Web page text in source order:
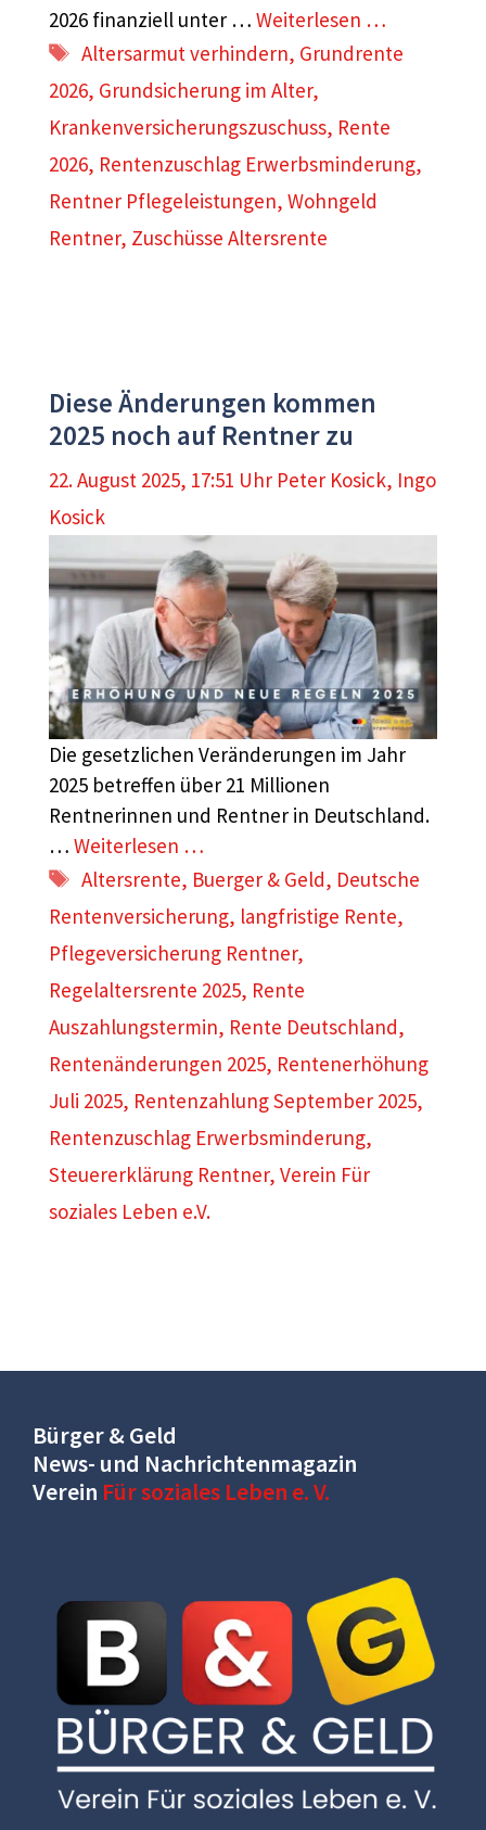
2026 finanziell unter … Weiterlesen …
Schlagwörter
Altersarmut verhindern, Grundrente
2026, Grundsicherung im Alter,
Krankenversicherungszuschuss, Rente
2026, Rentenzuschlag Erwerbsminderung,
Rentner Pflegeleistungen, Wohngeld
Rentner, Zuschüsse Altersrente
Diese Änderungen kommen
2025 noch auf Rentner zu
22. August 2025, 17:51 Uhr Peter Kosick, Ingo
Kosick
Die gesetzlichen Veränderungen im Jahr
2025 betreffen über 21 Millionen
Rentnerinnen und Rentner in Deutschland.
… Weiterlesen …
Schlagwörter
Altersrente, Buerger & Geld, Deutsche
Rentenversicherung, langfristige Rente,
Pflegeversicherung Rentner,
Regelaltersrente 2025, Rente
Auszahlungstermin, Rente Deutschland,
Rentenänderungen 2025, Rentenerhöhung
Juli 2025, Rentenzahlung September 2025,
Rentenzuschlag Erwerbsminderung,
Steuererklärung Rentner, Verein Für
soziales Leben e.V.
Bürger & Geld
News- und Nachrichtenmagazin
Verein Für soziales Leben e. V.